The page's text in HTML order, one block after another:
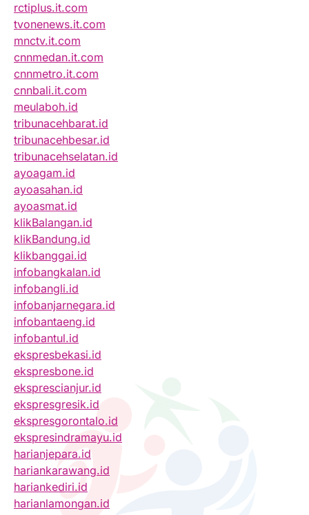
rctiplus.it.com
tvonenews.it.com
mnctv.it.com
cnnmedan.it.com
cnnmetro.it.com
cnnbali.it.com
meulaboh.id
tribunacehbarat.id
tribunacehbesar.id
tribunacehselatan.id
ayoagam.id
ayoasahan.id
ayoasmat.id
klikBalangan.id
klikBandung.id
klikbanggai.id
infobangkalan.id
infobangli.id
infobanjarnegara.id
infobantaeng.id
infobantul.id
ekspresbekasi.id
ekspresbone.id
eksprescianjur.id
ekspresgresik.id
ekspresgorontalo.id
ekspresindramayu.id
harianjepara.id
hariankarawang.id
hariankediri.id
harianlamongan.id